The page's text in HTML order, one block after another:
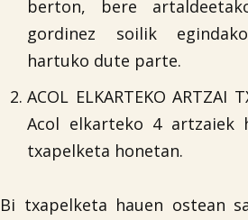
berton, bere
gordinez soilik
hartuko dute parte.
ACOL ELKARTEKO ARTZAI
Acol elkarteko 4 artzaiek
txapelketa honetan.
Bi txapelketa hauen ostean